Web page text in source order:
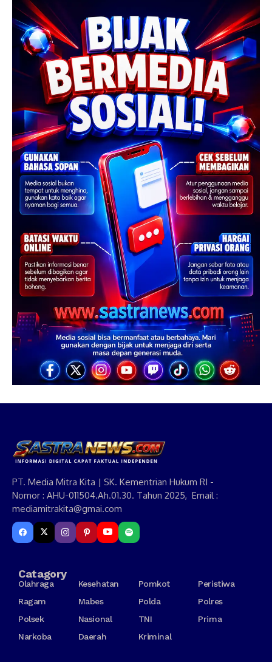
PT. Media Mitra Kita | SK. Kementrian Hukum RI -
Nomor : AHU-011504.Ah.01.30. Tahun 2025, Email :
mediamitrakita@gmai.com
Catagory
Olahraga Kesehatan Pomkot
Peristiwa
Ragam
Mabes Polda
Polres
Polsek
Nasional TNI
Prima
Narkoba
Daerah Kriminal